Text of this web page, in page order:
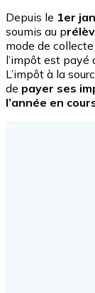
Depuis le 1er
soumis au p
mode de collecte
l’impôt est payé
L’impôt à la
de payer ses
l’année en